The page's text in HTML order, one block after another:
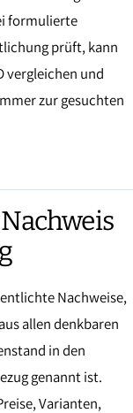
formulierte
prüft, kann
vergleichen und
zur gesuchten
Nachweise,
allen denkbaren
in den
genannt ist.
Varianten,